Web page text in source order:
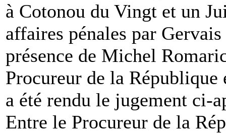
à Cotonou du Vingt et un
affaires pénales par
présence de Michel
Procureur de la
a été rendu le jugement ci-
Entre le Procureur de la